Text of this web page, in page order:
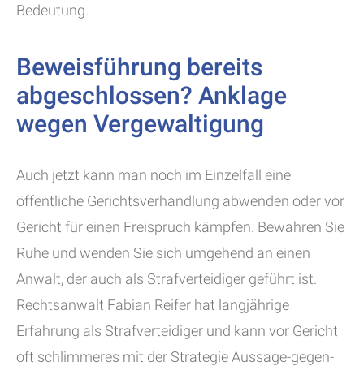
Bedeutung.
Beweisführung bereits
abgeschlossen? Anklage
wegen Vergewaltigung
Auch jetzt kann man noch im Einzelfall eine
öffentliche Gerichtsverhandlung abwenden oder vor
Gericht für einen Freispruch kämpfen. Bewahren Sie
Ruhe und wenden Sie sich umgehend an einen
Anwalt, der auch als Strafverteidiger geführt ist.
Rechtsanwalt Fabian Reifer hat langjährige
Erfahrung als Strafverteidiger und kann vor Gericht
oft schlimmeres mit der Strategie Aussage-gegen-